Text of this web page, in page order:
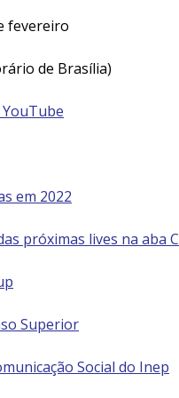
fevereiro
de Brasília)
em 2022
próximas lives na aba
Superior
Social do Inep